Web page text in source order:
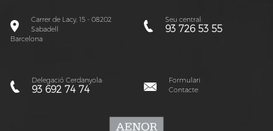
Carrer de Lacy, 15 - 08202
Sabadell
Barcelona
Seu central:
93 726 53 55
Delegació Cerdanyola:
93 692 74 74
Formulari
Contacte